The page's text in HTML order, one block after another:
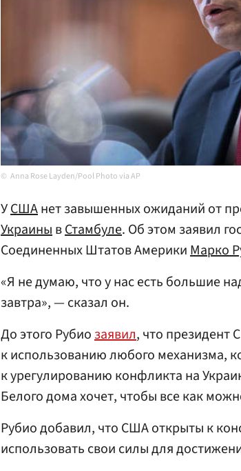
Anna Rose Layden/Pool Photo via AP
УСШАнет завышенных ожиданий от
УкраинывСтамбуле. Об этом заявил
Соединенных Штатов АмерикиМарко
«Я не думаю, что у нас есть большие
завтра», — сказал он.
До этого Рубиозаявил, что президент
к использованию любого механизма,
к урегулированию конфликта на
Белого дома хочет, чтобы все как
Рубио добавил, что США открыты к
использовать свои силы для